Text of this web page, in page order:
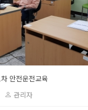
안전운전교육
관리자